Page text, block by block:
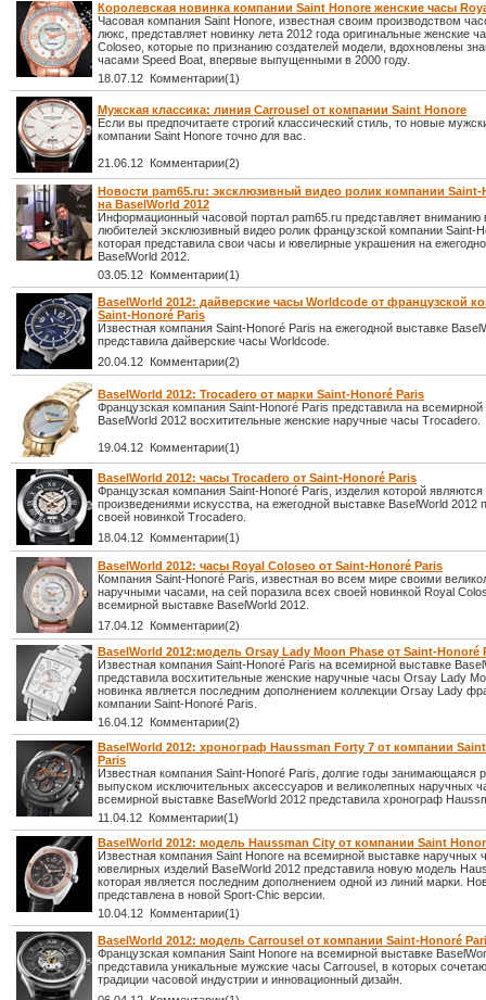
Королевская новинка компании Saint Honore женские часы
Часовая компания Saint Honore, известная своим производством
люкс, представляет новинку лета 2012 года оригинальные женские
Coloseo, которые по признанию создателей модели, вдохновлены
часами Speed Boat, впервые выпущенными в 2000 году.
18.07.12 Комментарии(1)
Мужская классика: линия Carrousel от компании Saint Honore
Если вы предпочитаете строгий классический стиль, то новые
компании Saint Honore точно для вас.
21.06.12 Комментарии(2)
Новости pam65.ru: эксклюзивный видео ролик компании Saint-
на BaselWorld 2012
Информационный часовой портал pam65.ru представляет вниманию
любителей эксклюзивный видео ролик французской компании Saint-
которая представила свои часы и ювелирные украшения на
BaselWorld 2012.
03.05.12 Комментарии(1)
BaselWorld 2012: дайверские часы Worldcode от французской
Saint-Honoré Paris
Известная компания Saint-Honoré Paris на ежегодной выставке
представила дайверские часы Worldcode.
20.04.12 Комментарии(2)
BaselWorld 2012: Trocadero от марки Saint-Honoré Paris
Французская компания Saint-Honoré Paris представила на всемирной
BaselWorld 2012 восхитительные женские наручные часы Trocadero.
19.04.12 Комментарии(1)
BaselWorld 2012: часы Trocadero от Saint-Honoré Paris
Французская компания Saint-Honoré Paris, изделия которой являются
произведениями искусства, на ежегодной выставке BaselWorld 2012
своей новинкой Trocadero.
18.04.12 Комментарии(1)
BaselWorld 2012: часы Royal Coloseo от Saint-Honoré Paris
Компания Saint-Honoré Paris, известная во всем мире своими
наручными часами, на сей поразила всех своей новинкой Royal
всемирной выставке BaselWorld 2012.
17.04.12 Комментарии(2)
BaselWorld 2012:модель Orsay Lady Moon Phase от Saint-Honoré
Известная компания Saint-Honoré Paris на всемирной выставке
представила восхитительные женские наручные часы Orsay Lady
новинка является последним дополнением коллекции Orsay Lady
компании Saint-Honoré Paris.
16.04.12 Комментарии(2)
BaselWorld 2012: хронограф Haussman Forty 7 от компании
Paris
Известная компания Saint-Honoré Paris, долгие годы занимающаяся
выпуском исключительных аксессуаров и великолепных наручных
всемирной выставке BaselWorld 2012 представила хронограф
11.04.12 Комментарии(1)
BaselWorld 2012: модель Haussman City от компании Saint
Известная компания Saint Honore на всемирной выставке наручных
ювелирных изделий BaselWorld 2012 представила новую модель
которая является последним дополнением одной из линий марки.
представлена в новой Sport-Chic версии.
10.04.12 Комментарии(1)
BaselWorld 2012: модель Carrousel от компании Saint-Honoré
Французская компания Saint Honore на всемирной выставке
представила уникальные мужские часы Carrousel, в которых
традиции часовой индустрии и инновационный дизайн.